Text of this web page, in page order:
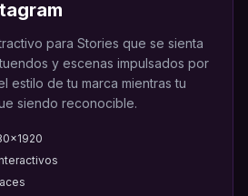
para Stories que se sienta
y escenas impulsados por
estilo de tu marca mientras tu
siendo reconocible.